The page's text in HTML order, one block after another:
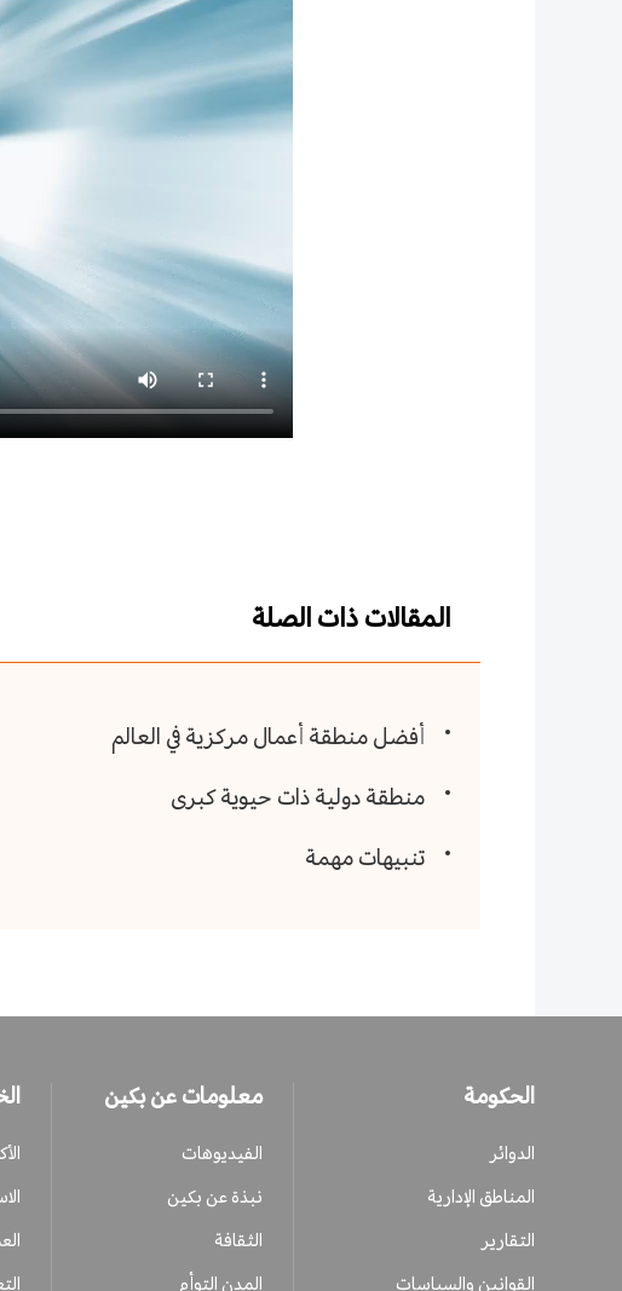
المقالات ذات الصلة
أفضل منطقة أعمال مركزية في العالم
منطقة دولية ذات حيوية كبرى
تنبيهات مهمة
الحكومة
الدوائر
المناطق الإدارية
التقارير
القوانين والسياسات
معلومات عن بكين
الفيديوهات
نبذة عن بكين
الثقافة
المدن التوأم